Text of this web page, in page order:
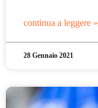
continua a leggere »
28 Gennaio 2021